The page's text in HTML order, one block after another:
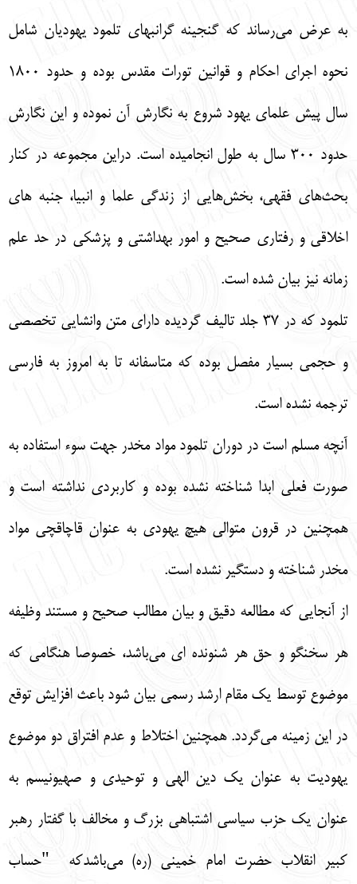
به‌ عرض می‌رساند که گنجینه گرانبهای تلمود یهودیان شامل
نحوه اجرای احکام و قوانین تورات مقدس بوده و حدود 1800
سال پیش علمای یهود شروع به نگارش آن نموده و این نگارش
حدود 300 سال به طول انجامیده است. دراین مجموعه در کنار
بحث‌های فقهی، بخش‌هایی از زندگی علما و انبیا، جنبه های
اخلاقی و رفتاری صحیح و امور بهداشتی و پزشکی در حد علم
زمانه نیز بیان شده است.
تلمود که در 37 جلد تالیف گردیده دارای متن وانشایی تخصصی
و حجمی بسیار مفصل بوده که متاسفانه تا به امروز به فارسی
ترجمه نشده است.
آنچه مسلم است در دوران تلمود مواد مخدر جهت سوء استفاده به
صورت فعلی ابدا شناخته نشده بوده و کاربردی نداشته است و
همچنین در قرون متوالی هیچ یهودی به عنوان قاچاقچی مواد
مخدر شناخته و دستگیر نشده است.
از آنجایی که مطالعه دقیق و بیان مطالب صحیح و مستند وظیفه
هر سخنگو و حق هر شنونده ای می‌باشد، خصوصا هنگامی که
موضوع توسط یک مقام ارشد رسمی بیان شود باعث افزایش توقع
در این زمینه می‌گردد. همچنین اختلاط و عدم افتراق دو موضوع
یهودیت به عنوان یک دین الهی و توحیدی و صهیونیسم به
عنوان یک حزب سیاسی اشتباهی بزرگ و مخالف با گفتار رهبر
کبیر انقلاب حضرت امام خمینی (ره) می‌باشدکه "حساب